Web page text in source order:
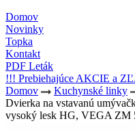
Domov
Novinky
Topka
Kontakt
PDF Leták
!!! Prebiehajúce AKCIE a
Domov
Kuchynské linky
Dvierka na vstavanú
vysoký lesk HG, VEGA ZM